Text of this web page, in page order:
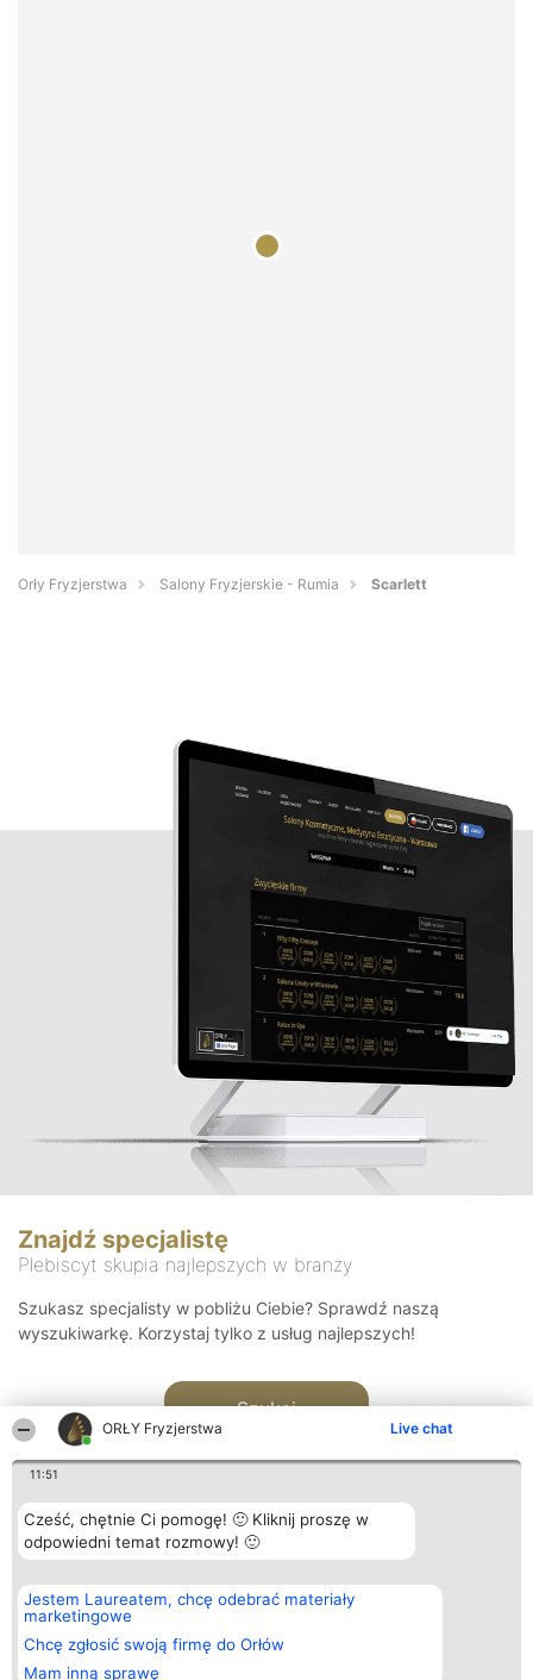
ORŁY Fryzjerstwa Live chat
11:51
Cześć, chętnie Ci pomogę! 🙂 Kliknij proszę w
odpowiedni temat rozmowy! 🙂
Jestem Laureatem, chcę odebrać materiały
marketingowe
Chcę zgłosić swoją firmę do Orłów
Mam inną sprawę
Orły Fryzjerstwa Salony Fryzjerskie - Rumia Scarlett
Znajdź specjalistę
Plebiscyt skupia najlepszych w branży
Szukasz specjalisty w pobliżu Ciebie? Sprawdź naszą
wyszukiwarkę. Korzystaj tylko z usług najlepszych!
Szukaj
Organizator plebiscytu
Bright Side Solutions sp. z o.
o. sp. k.
ul. Ruska 22
Wrocław 50-079
KRS 0000749100 | Regon
Plebiscyt
Laureaci
wszystkich
Laureatów
Kontakt
Kontakt